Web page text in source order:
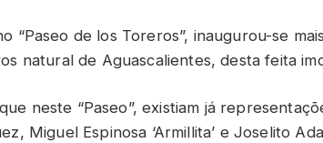
“Paseo de los Toreros”, inaugurou-se
natural de Aguascalientes, desta feita
neste “Paseo”, existiam já
Miguel Espinosa ‘Armillita’ e Joselito